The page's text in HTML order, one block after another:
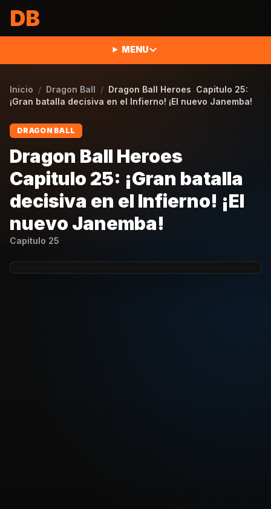
DB
MENU
Inicio / Dragon Ball / Dragon Ball Heroes Capitulo 25:
¡Gran batalla decisiva en el Infierno! ¡El nuevo Janemba!
DRAGON BALL
Dragon Ball Heroes
Capitulo 25: ¡Gran batalla
decisiva en el Infierno! ¡El
nuevo Janemba!
Capitulo 25